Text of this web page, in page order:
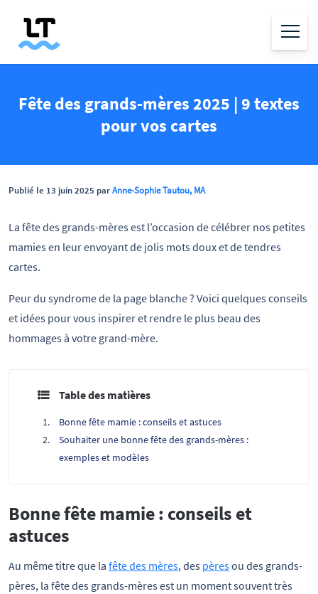
Fête des grands-mères 2025 | 9 textes
pour vos cartes
Publié le 13 juin 2025 parAnne-Sophie Tautou, MA
La fête des grands-mères est l’occasion de célébrer nos petites
mamies en leur envoyant de jolis mots doux et de tendres
cartes.
Peur du syndrome de la page blanche ? Voici quelques conseils
et idées pour vous inspirer et rendre le plus beau des
hommages à votre grand-mère.
Table des matières
Bonne fête mamie : conseils et astuces
Souhaiter une bonne fête des grands-mères :
exemples et modèles
Bonne fête mamie : conseils et
astuces
Au même titre que la fête des mères, des pèresou des grands-
pères, la fête des grands-mères est un moment souvent très